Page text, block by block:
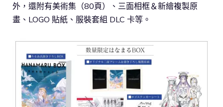
外，還附有美術集（80頁）、三面相框＆新繪複製原
畫、LOGO 貼紙、服裝套組 DLC 卡等。